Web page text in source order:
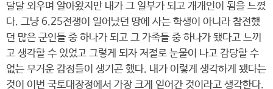
달달 외우며 알아왔지만 내가 그 일부가 되고 개개인이 됨을 느꼈
다. 그냥 6.25전쟁이 일어났던 땅에 사는 학생이 아니라 참전했
던 많은 군인들 중 하나가 되고 그 가족들 중 하나가 됐다고 느끼
고 생각할 수 있었고 그렇게 되자 저절로 눈물이 나고 감당할 수
없는 무거운 감정들이 생기곤 했다. 내가 이렇게 생각하게 됐다는
것이 이번 국토대장정에서 가장 크게 얻어간 것이라고 생각한다.